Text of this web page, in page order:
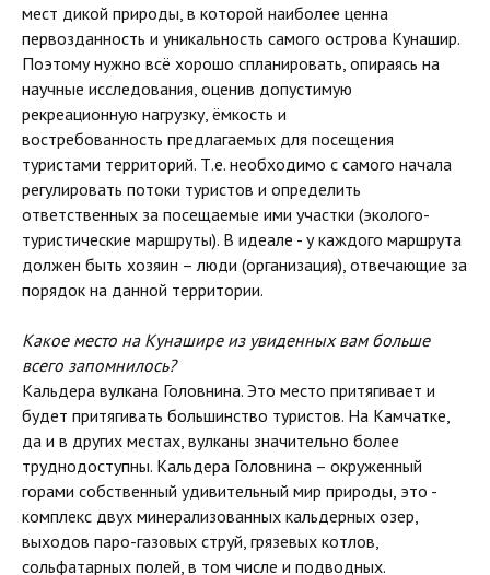
мест дикой природы, в которой наиболее ценна
первозданность и уникальность самого острова Кунашир.
Поэтому нужно всё хорошо спланировать, опираясь на
научные исследования, оценив допустимую
рекреационную нагрузку, ёмкость и
востребованность предлагаемых для посещения
туристами территорий. Т.е. необходимо с самого начала
регулировать потоки туристов и определить
ответственных за посещаемые ими участки (эколого-
туристические маршруты). В идеале - у каждого маршрута
должен быть хозяин – люди (организация), отвечающие за
порядок на данной территории.
Какое место на Кунашире из увиденных вам больше
всего запомнилось?
Кальдера вулкана Головнина. Это место притягивает и
будет притягивать большинство туристов. На Камчатке,
да и в других местах, вулканы значительно более
труднодоступны. Кальдера Головнина – окруженный
горами собственный удивительный мир природы, это -
комплекс двух минерализованных кальдерных озер,
выходов паро-газовых струй, грязевых котлов,
сольфатарных полей, в том числе и подводных.